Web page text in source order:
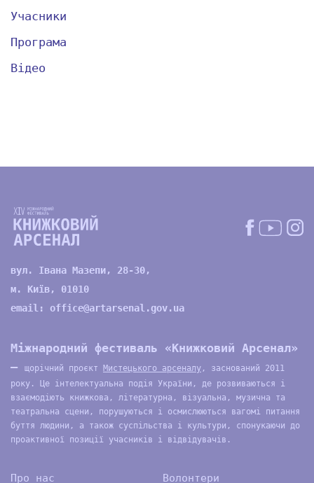
Учасники
Програма
Відео
вул. Івана Мазепи, 28-30,
м. Київ, 01010
email: office@artarsenal.gov.ua
Міжнародний фестиваль «Книжковий Арсенал»
—
щорічний проєкт Мистецького арсеналу , заснований 2011
року. Це інтелектуальна подія України, де розвиваються і
взаємодіють книжкова, літературна, візуальна, музична та
театральна сцени, порушуються і осмислюються вагомі питання
буття людини, а також суспільства і культури, спонукаючи до
проактивної позиції учасників і відвідувачів.
Про нас Волонтери